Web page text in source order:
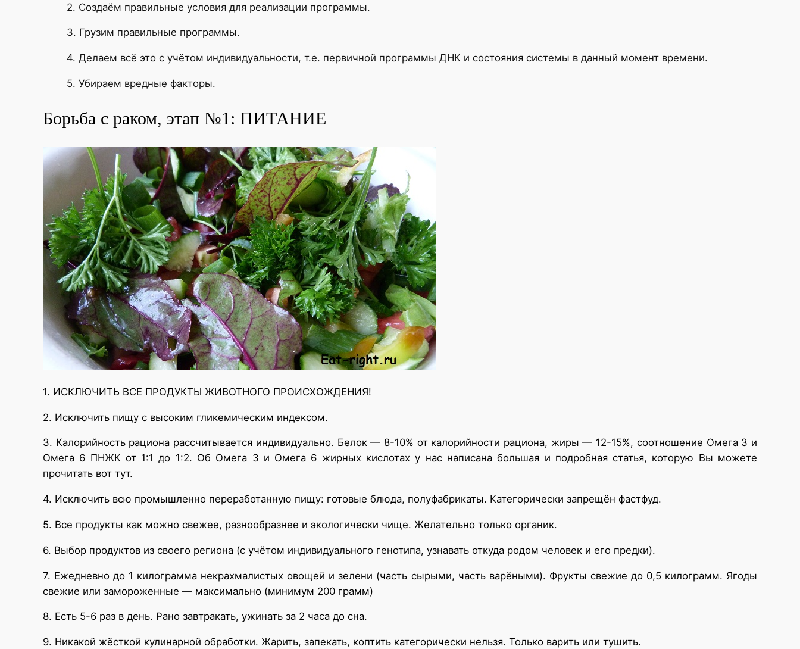
2. Создаём правильные условия для реализации программы.
3. Грузим правильные программы.
4. Делаем всё это с учётом индивидуальности, т.е. первичной программы ДНК и состояния системы в данный момент времени.
5. Убираем вредные факторы.
Борьба с раком, этап №1: ПИТАНИЕ
1. ИСКЛЮЧИТЬ ВСЕ ПРОДУКТЫ ЖИВОТНОГО ПРОИСХОЖДЕНИЯ!
2. Исключить пищу с высоким гликемическим индексом.
3. Калорийность рациона рассчитывается индивидуально. Белок — 8-10% от калорийности рациона, жиры — 12-15%, соотношение Омега 3 и
Омега 6 ПНЖК от 1:1 до 1:2. Об Омега 3 и Омега 6 жирных кислотах у нас написана большая и подробная статья, которую Вы можете
прочитать вот тут.
4. Исключить всю промышленно переработанную пищу: готовые блюда, полуфабрикаты. Категорически запрещён фастфуд.
5. Все продукты как можно свежее, разнообразнее и экологически чище. Желательно только органик.
6. Выбор продуктов из своего региона (с учётом индивидуального генотипа, узнавать откуда родом человек и его предки).
7. Ежедневно до 1 килограмма некрахмалистых овощей и зелени (часть сырыми, часть варёными). Фрукты свежие до 0,5 килограмм. Ягоды
свежие или замороженные — максимально (минимум 200 грамм)
8. Есть 5-6 раз в день. Рано завтракать, ужинать за 2 часа до сна.
9. Никакой жёсткой кулинарной обработки. Жарить, запекать, коптить категорически нельзя. Только варить или тушить.